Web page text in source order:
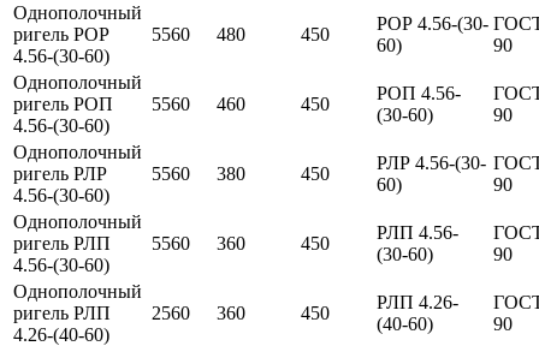
Однополочный
ригель РОР
4.56-(30-60)
5560 480 450
РОР 4.56-(30-
60)
90
Однополочный
ригель РОП
4.56-(30-60)
5560 460 450
РОП 4.56-
(30-60)
90
Однополочный
ригель РЛР
4.56-(30-60)
5560 380 450
РЛР 4.56-(30-
60)
90
Однополочный
ригель РЛП
4.56-(30-60)
5560 360 450
РЛП 4.56-
(30-60)
90
Однополочный
ригель РЛП
4.26-(40-60)
2560 360 450
РЛП 4.26-
(40-60)
90